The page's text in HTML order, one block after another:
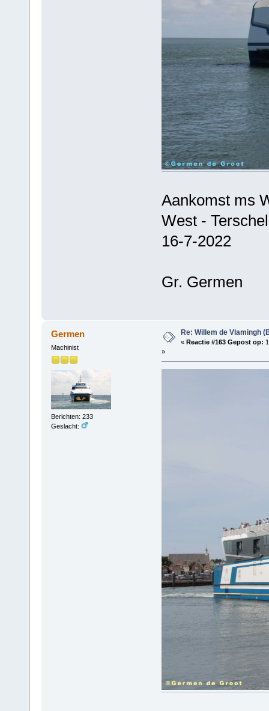
Aankomst ms
West -
16-7-2022
Gr. Germen
Germen
Machinist
Berichten: 233
Geslacht:
Re: Willem de Vlamingh
« Reactie #163 Gepost op:
»